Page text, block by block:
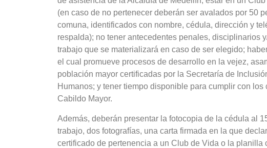
(en caso de no pertenecer deberán ser avalados por 50
comuna, identificados con nombre, cédula, dirección y
respalda); no tener antecedentes penales, disciplinarios
trabajo que se materializará en caso de ser elegido;
el cual promueve procesos de desarrollo en la vejez,
población mayor certificadas por la Secretaría de
Humanos; y tener tiempo disponible para cumplir con los
Cabildo Mayor.
Además, deberán presentar la fotocopia de la cédula al
trabajo, dos fotografías, una carta firmada en la que
certificado de pertenencia a un Club de Vida o la planilla